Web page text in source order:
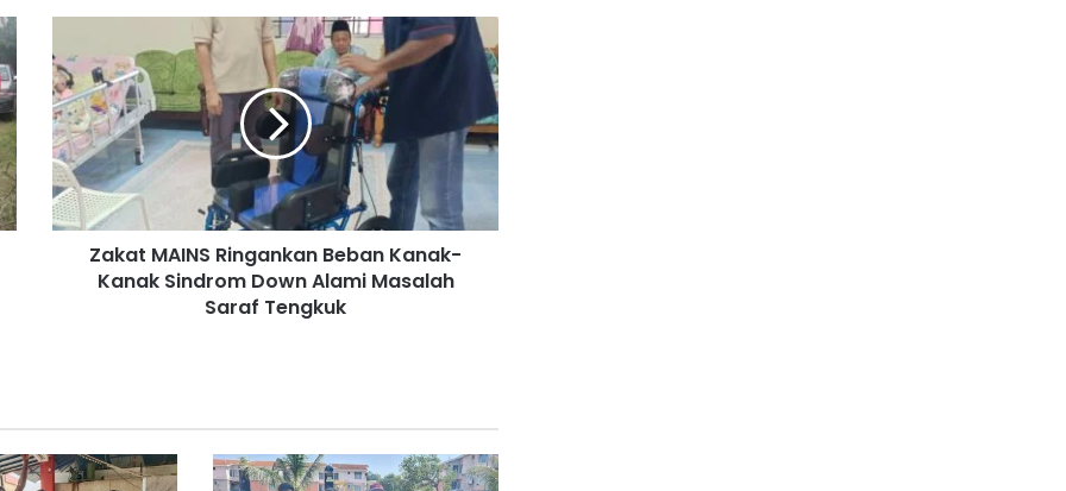
a
k
a
t
M
A
I
N
k
a
n
Zakat MAINS Ringankan Beban Kanak-
Kanak Sindrom Down Alami Masalah
Saraf Tengkuk